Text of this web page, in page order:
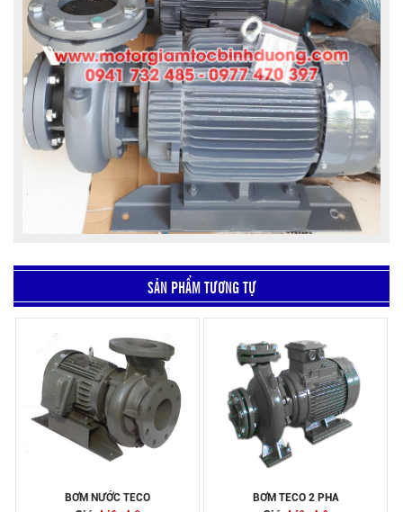
SẢN PHẨM TƯƠNG TỰ
BƠM NƯỚC TECO BƠM TECO 2 PHA